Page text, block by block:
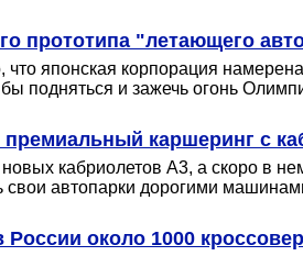
прототипа "летающего
что японская корпорация
подняться и зажечь огонь
премиальный каршеринг с
кабриолетов A3, а скоро в
свои автопарки дорогими
России около 1000